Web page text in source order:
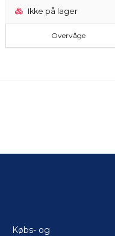
Ikke på lager
Overvåge
Købs- og